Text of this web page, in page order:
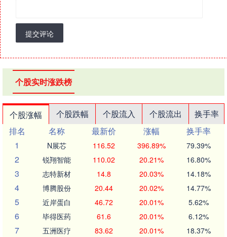
提交评论
个股实时涨跌榜
个股涨幅 个股跌幅 个股流入 个股流出
换手率
排名
名称 最新价 涨幅
换手率
1
N展芯 116.52 396.89% 79.39%
2 锐翔智能 110.02 20.21% 16.80%
3 志特新材 14.8 20.03% 14.18%
4 博腾股份 20.44 20.02% 14.77%
5 近岸蛋白 46.72 20.01% 5.62%
6 毕得医药 61.6 20.01% 6.12%
7 五洲医疗 83.62 20.01% 18.37%